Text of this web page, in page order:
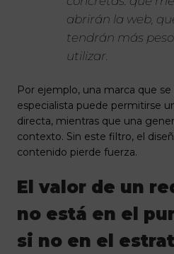
abrirán la web,
tendrán más
utilizar.
Por ejemplo, una marca que
especialista puede permitirse
directa, mientras que una
contexto. Sin este filtro, el
contenido pierde fuerza.
El valor de un
no está en el
si no en el